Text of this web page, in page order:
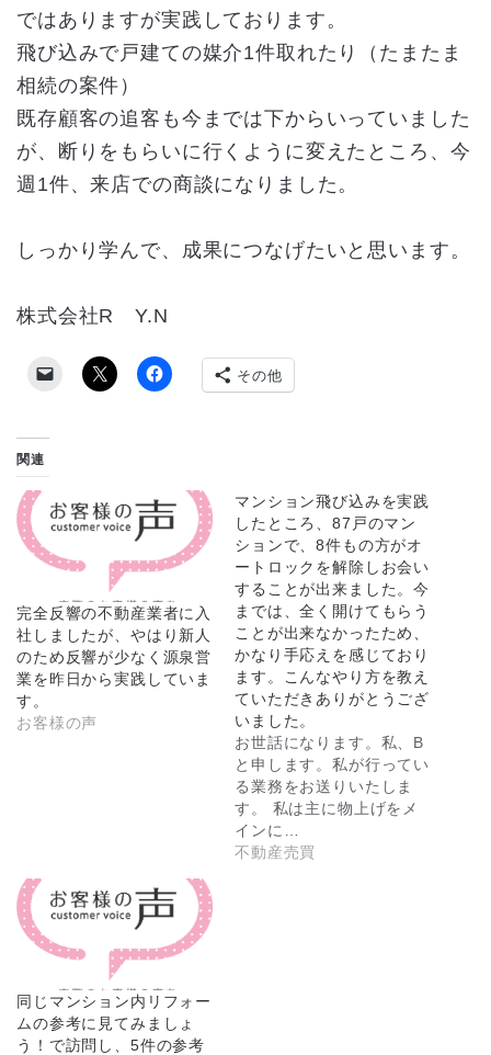
ではありますが実践しております。
飛び込みで戸建ての媒介1件取れたり（たまたま
相続の案件）
既存顧客の追客も今までは下からいっていました
が、断りをもらいに行くように変えたところ、今
週1件、来店での商談になりました。
しっかり学んで、成果につなげたいと思います。
株式会社R Y.N
その他
関連
完全反響の不動産業者に入
社しましたが、やはり新人
のため反響が少なく源泉営
業を昨日から実践していま
す。
お客様の声
マンション飛び込みを実践
したところ、87戸のマン
ションで、8件もの方がオ
ートロックを解除しお会い
することが出来ました。今
までは、全く開けてもらう
ことが出来なかったため、
かなり手応えを感じており
ます。こんなやり方を教え
ていただきありがとうござ
いました。
お世話になります。私、B
と申します。私が行ってい
る業務をお送りいたしま
す。 私は主に物上げをメ
インに…
不動産売買
同じマンション内リフォー
ムの参考に見てみましょ
う！で訪問し、5件の参考